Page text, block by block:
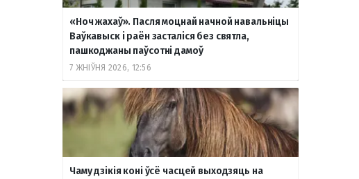
«Ноч жахаў». Пасля моцнай начной навальніцы
Ваўкавыск і раён засталіся без святла,
пашкоджаны паўсотні дамоў
7 ЖНІЎНЯ 2026, 12:56
Чаму дзікія коні ўсё часцей выходзяць на